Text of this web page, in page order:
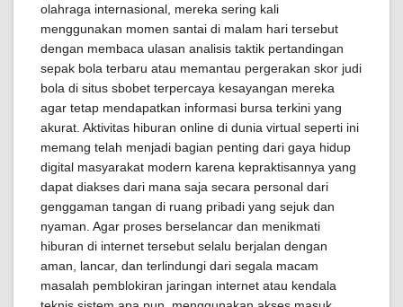
olahraga internasional, mereka sering kali
menggunakan momen santai di malam hari tersebut
dengan membaca ulasan analisis taktik pertandingan
sepak bola terbaru atau memantau pergerakan skor judi
bola di situs sbobet terpercaya kesayangan mereka
agar tetap mendapatkan informasi bursa terkini yang
akurat. Aktivitas hiburan online di dunia virtual seperti ini
memang telah menjadi bagian penting dari gaya hidup
digital masyarakat modern karena kepraktisannya yang
dapat diakses dari mana saja secara personal dari
genggaman tangan di ruang pribadi yang sejuk dan
nyaman. Agar proses berselancar dan menikmati
hiburan di internet tersebut selalu berjalan dengan
aman, lancar, dan terlindungi dari segala macam
masalah pemblokiran jaringan internet atau kendala